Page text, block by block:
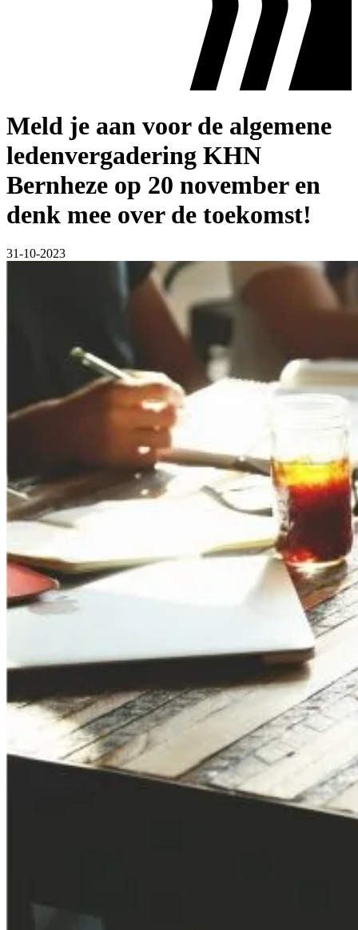
Meld je aan voor de algemene
ledenvergadering KHN
Bernheze op 20 november en
denk mee over de toekomst!
31-10-2023